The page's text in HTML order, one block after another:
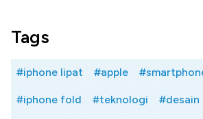
Tags
#iphone lipat #apple
#iphone fold #teknologi #desain